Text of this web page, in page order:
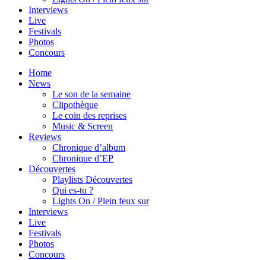
Interviews
Live
Festivals
Photos
Concours
Home
News
Le son de la semaine
Clipothèque
Le coin des reprises
Music & Screen
Reviews
Chronique d’album
Chronique d’EP
Découvertes
Playlists Découvertes
Qui es-tu ?
Lights On / Plein feux sur
Interviews
Live
Festivals
Photos
Concours